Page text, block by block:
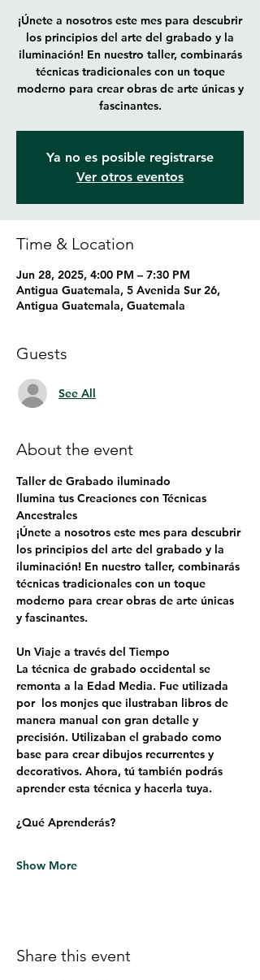
¡Únete a nosotros este mes para descubrir
los principios del arte del grabado y la
iluminación! En nuestro taller, combinarás
técnicas tradicionales con un toque
moderno para crear obras de arte únicas y
fascinantes.
Ya no es posible registrarse
Ver otros eventos
Time & Location
Jun 28, 2025, 4:00 PM – 7:30 PM
Antigua Guatemala, 5 Avenida Sur 26,
Antigua Guatemala, Guatemala
Guests
See All
About the event
Taller de Grabado iluminado
Ilumina tus Creaciones con Técnicas
Ancestrales
¡Únete a nosotros este mes para descubrir
los principios del arte del grabado y la
iluminación! En nuestro taller, combinarás
técnicas tradicionales con un toque
moderno para crear obras de arte únicas
y fascinantes.
Un Viaje a través del Tiempo
La técnica de grabado occidental se
remonta a la Edad Media. Fue utilizada
por  los monjes que ilustraban libros de
manera manual con gran detalle y
precisión. Utilizaban el grabado como
base para crear dibujos recurrentes y
decorativos. Ahora, tú también podrás
aprender esta técnica y hacerla tuya.
¿Qué Aprenderás?
Show More
Share this event